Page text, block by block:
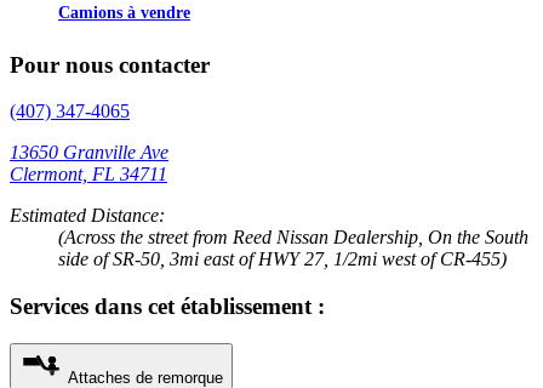
Camions à vendre
Pour nous contacter
(407) 347-4065
13650 Granville Ave
Clermont, FL 34711
Estimated Distance:
(Across the street from Reed Nissan Dealership, On the South
side of SR-50, 3mi east of HWY 27, 1/2mi west of CR-455)
Services dans cet établissement :
Attaches de remorque